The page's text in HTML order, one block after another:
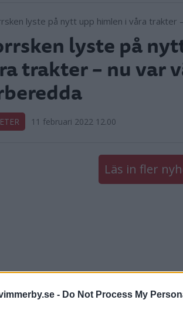
- Do Not Process My
lyste på
trakter – nu var
11 februari 2022 12.00
Läs in fler